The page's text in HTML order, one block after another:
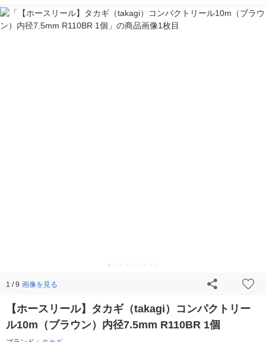
1 / 9 画像を見る
【ホースリール】タカギ（takagi）コンパクトリー
ル10m（ブラウン）内径7.5mm R110BR 1個